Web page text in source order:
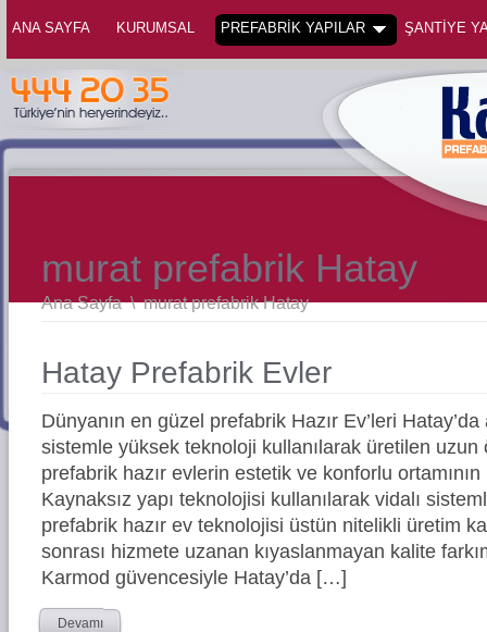
ANA SAYFA KURUMSAL PREFABRİK YAPILAR ŞANTİYE
murat prefabrik Hatay
Ana Sayfa \murat prefabrik Hatay
Hatay Prefabrik Evler
Dünyanın en güzel prefabrik Hazır Ev’leri
sistemle yüksek teknoloji kullanılarak üretilen
prefabrik hazır evlerin estetik ve konforlu ortamının
Kaynaksız yapı teknolojisi kullanılarak vidalı
prefabrik hazır ev teknolojisi üstün nitelikli üretim
sonrası hizmete uzanan kıyaslanmayan kalite
Karmod güvencesiyle Hatay’da […]
Devamı